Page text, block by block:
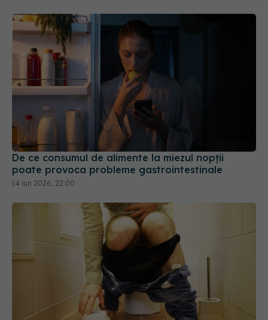
De ce consumul de alimente la miezul nopții
poate provoca probleme gastrointestinale
14 iun 2026, 22:00
Ce înseamnă dacă ai scaun de mai mult de 2 ori
10 mar 2026, 21:53